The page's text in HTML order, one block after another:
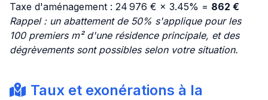
Taxe d'aménagement : 24 976 € × 3.45% = 862 €
Rappel : un abattement de 50% s'applique pour les
100 premiers m² d'une résidence principale, et des
dégrèvements sont possibles selon votre situation.
Taux et exonérations à la